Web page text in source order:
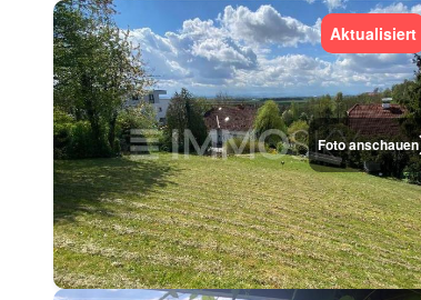
Foto anschauen
Aktualisiert